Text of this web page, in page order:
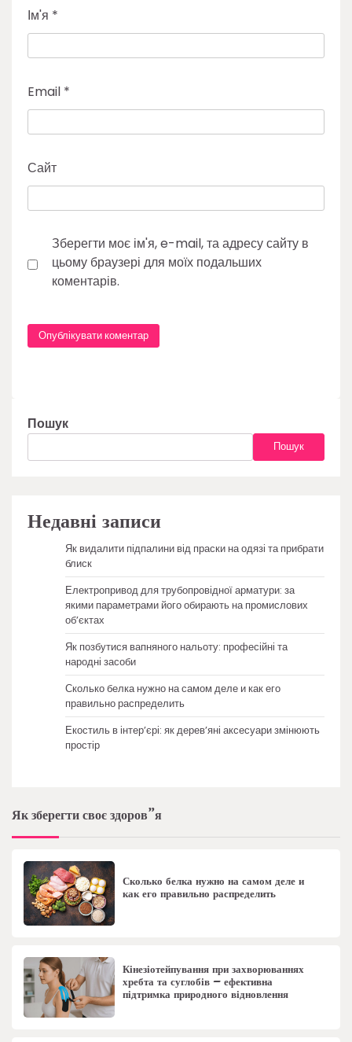
Ім'я *
Email *
Сайт
Зберегти моє ім'я, e-mail, та адресу сайту в
цьому браузері для моїх подальших
коментарів.
Пошук
Пошук
Недавні записи
Як видалити підпалини від праски на одязі та прибрати
блиск
Електропривод для трубопровідної арматури: за
якими параметрами його обирають на промислових
об’єктах
Як позбутися вапняного нальоту: професійні та
народні засоби
Сколько белка нужно на самом деле и как его
правильно распределить
Екостиль в інтер’єрі: як дерев’яні аксесуари змінюють
простір
Як зберегти своє здоров”я
Сколько белка нужно на самом деле и
как его правильно распределить
Кінезіотейпування при захворюваннях
хребта та суглобів – ефективна
підтримка природного відновлення